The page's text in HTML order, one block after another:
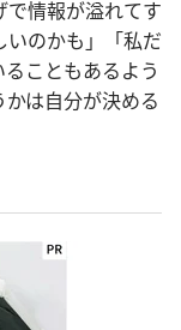
情報が溢れてす
のかも」「私だ
こともあるよう
は自分が決める